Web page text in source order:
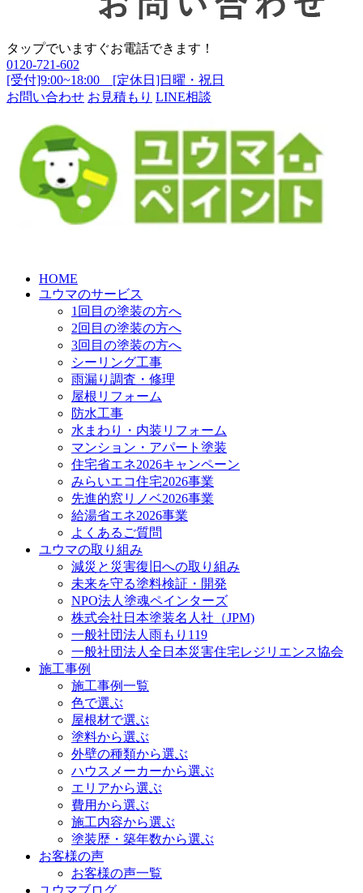
タップでいますぐお電話できます！
0120-721-602
[受付]9:00~18:00 [定休日]日曜・祝日
お問い合わせ お見積もり LINE相談
HOME
ユウマのサービス
1回目の塗装の方へ
2回目の塗装の方へ
3回目の塗装の方へ
シーリング工事
雨漏り調査・修理
屋根リフォーム
防水工事
水まわり・内装リフォーム
マンション・アパート塗装
住宅省エネ2026キャンペーン
みらいエコ住宅2026事業
先進的窓リノベ2026事業
給湯省エネ2026事業
よくあるご質問
ユウマの取り組み
減災と災害復旧への取り組み
未来を守る塗料検証・開発
NPO法人塗魂ペインターズ
株式会社日本塗装名人社（JPM)
一般社団法人雨もり119
一般社団法人全日本災害住宅レジリエンス協会
施工事例
施工事例一覧
色で選ぶ
屋根材で選ぶ
塗料から選ぶ
外壁の種類から選ぶ
ハウスメーカーから選ぶ
エリアから選ぶ
費用から選ぶ
施工内容から選ぶ
塗装歴・築年数から選ぶ
お客様の声
お客様の声一覧